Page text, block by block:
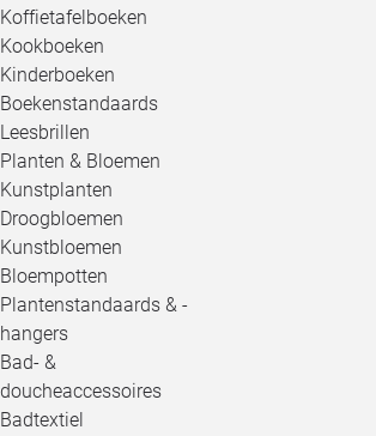
Koffietafelboeken
Kookboeken
Kinderboeken
Boekenstandaards
Leesbrillen
Planten & Bloemen
Kunstplanten
Droogbloemen
Kunstbloemen
Bloempotten
Plantenstandaards & -
hangers
Bad- &
doucheaccessoires
Badtextiel